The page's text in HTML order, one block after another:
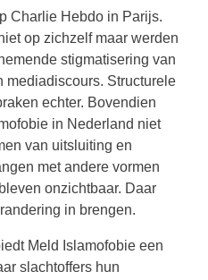
Charlie Hebdo in Parijs.
op zichzelf maar werden
stigmatisering van
mediadiscours. Structurele
echter. Bovendien
in Nederland niet
van uitsluiting en
met andere vormen
onzichtbaar. Daar
in brengen.
Meld Islamofobie een
slachtoffers hun